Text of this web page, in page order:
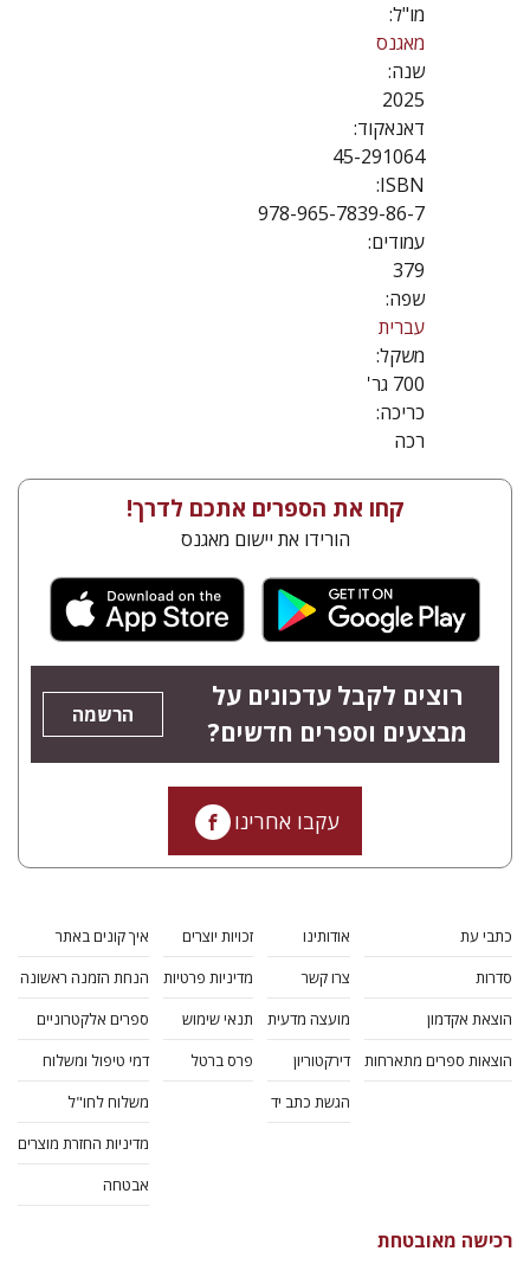
מו"ל:
מאגנס
שנה:
2025
דאנאקוד:
45-291064
ISBN:
978-965-7839-86-7
עמודים:
379
שפה:
עברית
משקל:
700 גר'
כריכה:
רכה
קחו את הספרים אתכם לדרך!
הורידו את יישום מאגנס
רוצים לקבל עדכונים על
מבצעים וספרים חדשים?
הרשמה
עקבו אחרינו
כתבי עת
סדרות
הוצאת אקדמון
הוצאות ספרים מתארחות
אודותינו
צרו קשר
מועצה מדעית
דירקטוריון
הגשת כתב יד
זכויות יוצרים
מדיניות פרטיות
תנאי שימוש
פרס ברטל
איך קונים באתר
הנחת הזמנה ראשונה
ספרים אלקטרוניים
דמי טיפול ומשלוח
משלוח לחו"ל
מדיניות החזרת מוצרים
אבטחה
רכישה מאובטחת